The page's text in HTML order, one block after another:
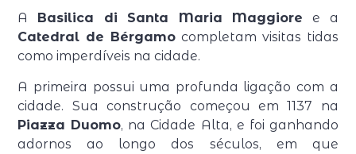
A Basilica di Santa Maria Maggiore e a
Catedral de Bérgamo completam visitas tidas
como imperdíveis na cidade.
A primeira possui uma profunda ligação com a
cidade. Sua construção começou em 1137 na
Piazza Duomo, na Cidade Alta, e foi ganhando
adornos ao longo dos séculos, em que